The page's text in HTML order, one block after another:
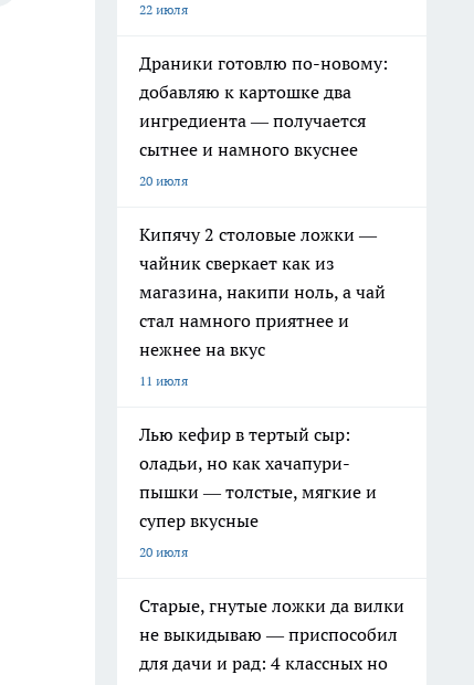
22 июля
Драники готовлю по-новому:
добавляю к картошке два
ингредиента — получается
сытнее и намного вкуснее
20 июля
Кипячу 2 столовые ложки —
чайник сверкает как из
магазина, накипи ноль, а чай
стал намного приятнее и
нежнее на вкус
11 июля
Лью кефир в тертый сыр:
оладьи, но как хачапури-
пышки — толстые, мягкие и
супер вкусные
20 июля
Старые, гнутые ложки да вилки
не выкидываю — приспособил
для дачи и рад: 4 классных но